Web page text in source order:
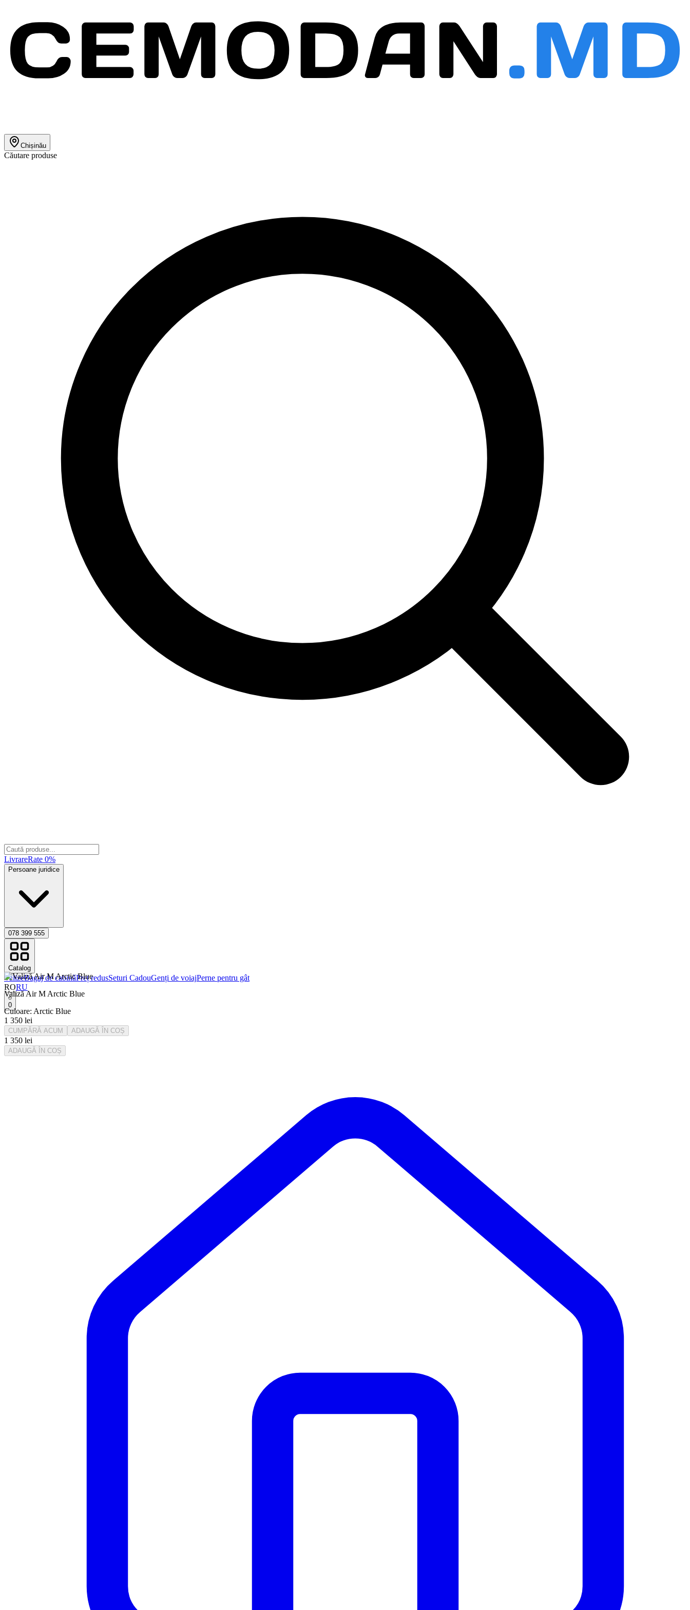
Chișinău
Căutare produse
LivrareRate 0%
Persoane juridice
078 399 555
Catalog
ValizeBagaj de cabinǎPreț redusSeturi CadouGenți de voiajPerne pentru gât
RORU
0
Valiză Air M Arctic Blue
Culoare: Arctic Blue
1 350 lei
CUMPĂRĂ ACUM ADAUGĂ ÎN COȘ
1 350 lei
ADAUGĂ ÎN COȘ